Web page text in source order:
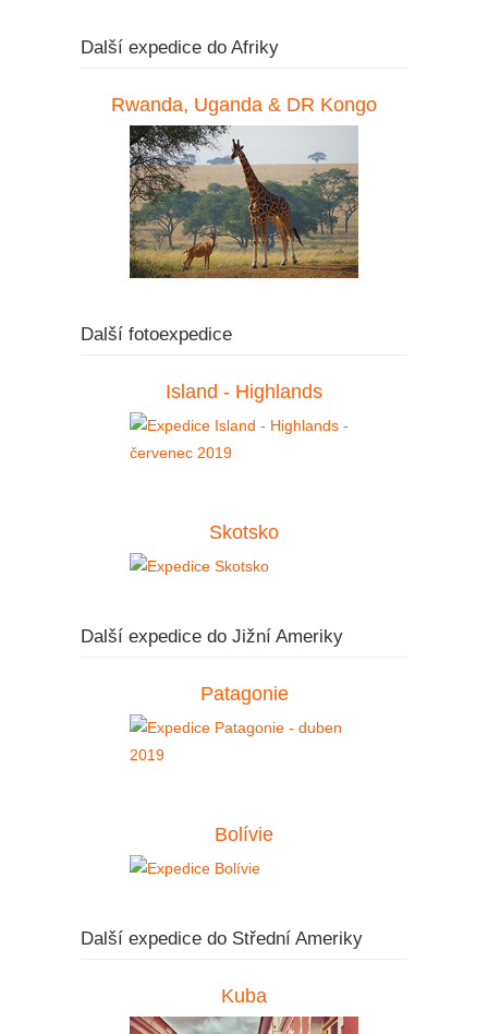
Další expedice do Afriky
Rwanda, Uganda & DR Kongo
Další fotoexpedice
Island - Highlands
Skotsko
Další expedice do Jižní Ameriky
Patagonie
Bolívie
Další expedice do Střední Ameriky
Kuba